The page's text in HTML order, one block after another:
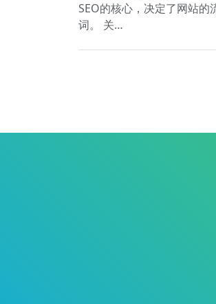
SEO的核心，决定了网站
词。 关…